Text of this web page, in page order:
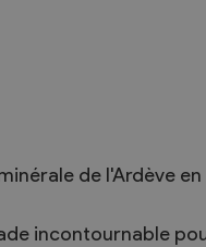
de l'Ardève
incontournable